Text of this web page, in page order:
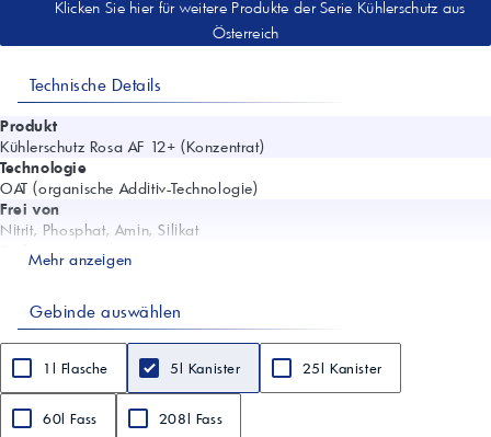
Klicken Sie hier für weitere Produkte der Serie Kühlerschutz aus
Österreich
Technische Details
Produkt
Kühlerschutz Rosa AF 12+ (Konzentrat)
Technologie
OAT (organische Additiv-Technologie)
Frei von
Nitrit, Phosphat, Amin, Silikat
Farbe
Rosa
Ethandiol (Ethylenglykol)
Anwendung
Alle Kfz, für die silikatfreie Produkte vorgeschrieben sind
Motoren
Geeignet für Grauguss- und Vollaluminium-Motoren
Mischung 1:1 (Konzentrat:Wasser)
Mehr anzeigen
Gebinde auswählen
1l Flasche 5l Kanister 25l Kanister
60l Fass 208l Fass